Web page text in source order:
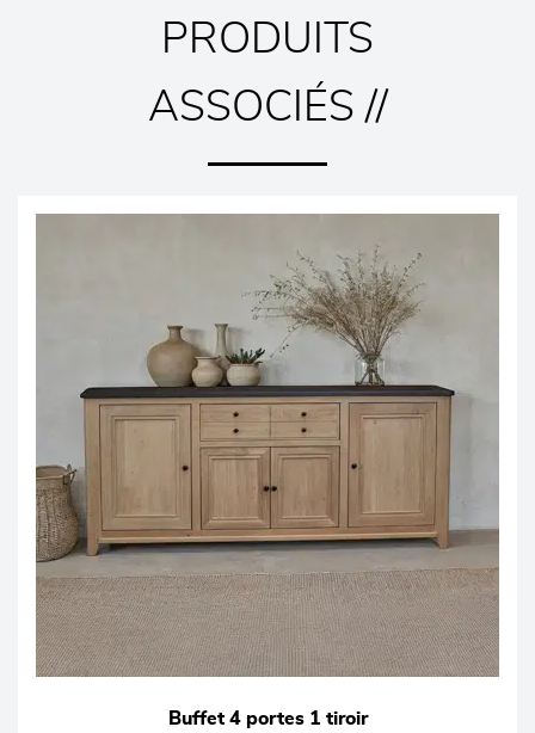
PRODUITS
ASSOCIÉS //
Buffet 4 portes 1 tiroir